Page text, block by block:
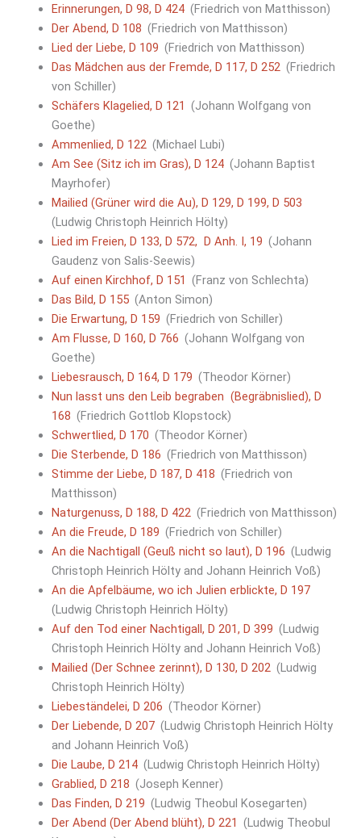
Erinnerungen, D 98, D 424(Friedrich von Matthisson)
Der Abend, D 108 (Friedrich von Matthisson)
Lied der Liebe, D 109 (Friedrich von Matthisson)
Das Mädchen aus der Fremde, D 117, D 252(Friedrich
von Schiller)
Schäfers Klagelied, D 121 (Johann Wolfgang von
Goethe)
Ammenlied, D 122(Michael Lubi)
Am See (Sitz ich im Gras), D 124(Johann Baptist
Mayrhofer)
Mailied (Grüner wird die Au), D 129, D 199, D 503
(Ludwig Christoph Heinrich Hölty)
Lied im Freien, D 133, D 572, D Anh. I, 19 (Johann
Gaudenz von Salis-Seewis)
Auf einen Kirchhof, D 151 (Franz von Schlechta)
Das Bild, D 155(Anton Simon)
Die Erwartung, D 159 (Friedrich von Schiller)
Am Flusse, D 160, D 766 (Johann Wolfgang von
Goethe)
Liebesrausch, D 164, D 179 (Theodor Körner)
Nun lasst uns den Leib begraben (Begräbnislied), D
168 (Friedrich Gottlob Klopstock)
Schwertlied, D 170 (Theodor Körner)
Die Sterbende, D 186 (Friedrich von Matthisson)
Stimme der Liebe, D 187, D 418 (Friedrich von
Matthisson)
Naturgenuss, D 188, D 422(Friedrich von Matthisson)
An die Freude, D 189 (Friedrich von Schiller)
An die Nachtigall (Geuß nicht so laut), D 196 (Ludwig
Christoph Heinrich Hölty and Johann Heinrich Voß)
An die Apfelbäume, wo ich Julien erblickte, D 197
(Ludwig Christoph Heinrich Hölty)
Auf den Tod einer Nachtigall, D 201, D 399 (Ludwig
Christoph Heinrich Hölty and Johann Heinrich Voß)
Mailied (Der Schnee zerinnt), D 130, D 202(Ludwig
Christoph Heinrich Hölty)
Liebeständelei, D 206 (Theodor Körner)
Der Liebende, D 207(Ludwig Christoph Heinrich Hölty
and Johann Heinrich Voß)
Die Laube, D 214(Ludwig Christoph Heinrich Hölty)
Grablied, D 218 (Joseph Kenner)
Das Finden, D 219 (Ludwig Theobul Kosegarten)
Der Abend (Der Abend blüht), D 221 (Ludwig Theobul